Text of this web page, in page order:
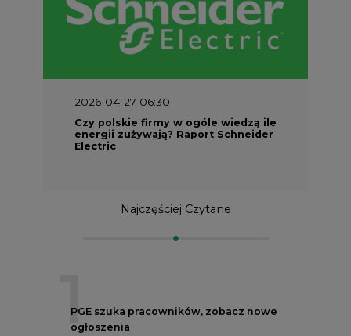
2026-04-27 06:30
Czy polskie firmy w ogóle wiedzą ile
energii zużywają? Raport Schneider
Electric
Najczęściej Czytane
1
PGE szuka pracowników, zobacz nowe
ogłoszenia